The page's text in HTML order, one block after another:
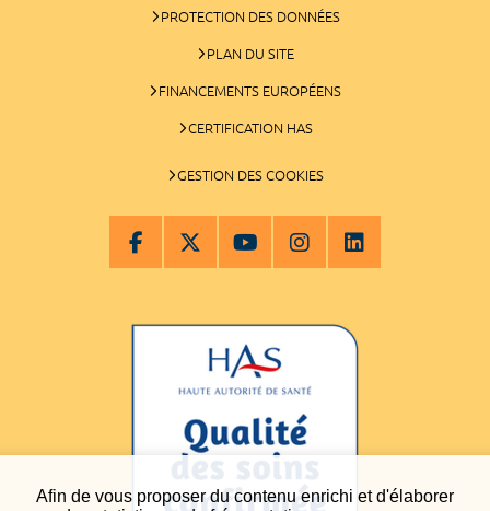
Afin de vous proposer du contenu enrichi et d'élaborer
PROTECTION DES DONNÉES
PLAN DU SITE
FINANCEMENTS EUROPÉENS
CERTIFICATION HAS
GESTION DES COOKIES